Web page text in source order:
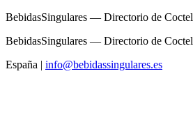
BebidasSingulares — Directorio de
BebidasSingulares — Directorio de
España | info@bebidassingulares.es